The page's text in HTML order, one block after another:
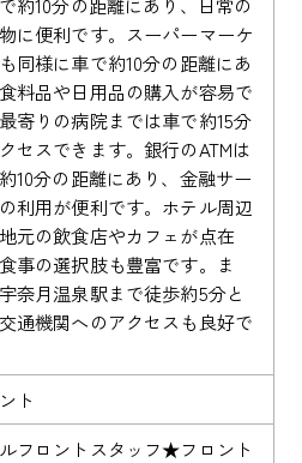
に便利です。スーパーマーケ
同様に車で約10分の距離にあ
料品や日用品の購入が容易で
寄りの病院までは車で約15分
セスできます。銀行のATMは
10分の距離にあり、金融サー
利用が便利です。ホテル周辺
元の飲食店やカフェが点在
事の選択肢も豊富です。ま
奈月温泉駅まで徒歩約5分と
通機関へのアクセスも良好で
ト
フロントスタッフ★フロント